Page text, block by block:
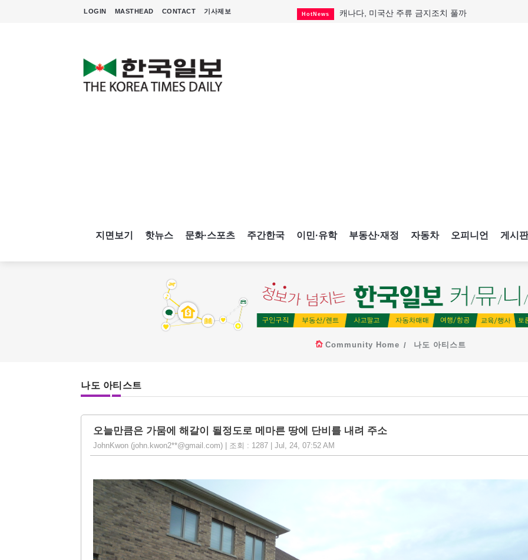
LOGIN MASTHEAD CONTACT 기사제보 HotNews
지면보기 핫뉴스 문화·스포츠 주간한국 이민·유학 부동산·재정 자동차 오피니언 게시판
Community Home 나도 아티스트
나도 아티스트
오늘만큼은 가뭄에 해갈이 될정도로 메마른 땅에 단비를 내려 주소
JohnKwon (john.kwon2**@gmail.com) | 조회 : 1287 | Jul, 24, 07:52 AM